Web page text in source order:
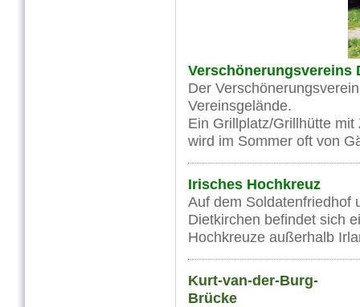
Verschönerungsvereins
Der
Vereinsgelände.
Ein Grillplatz/Grillhütte
wird im Sommer oft von
Irisches Hochkreuz
Auf dem Soldatenfriedhof
Dietkirchen befindet sich
Hochkreuze außerhalb
Kurt-van-der-Burg-
Brücke